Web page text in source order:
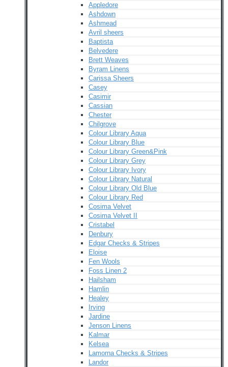
Appledore
Ashdown
Ashmead
Avril sheers
Baptista
Belvedere
Brett Weaves
Byram Linens
Carissa Sheers
Casey
Casimir
Cassian
Chester
Chilgrove
Colour Library Aqua
Colour Library Blue
Colour Library Green&Pink
Colour Library Grey
Colour Library Ivory
Colour Library Natural
Colour Library Old Blue
Colour Library Red
Cosima Velvet
Cosima Velvet II
Cristabel
Denbury
Edgar Checks & Stripes
Eloise
Fen Wools
Foss Linen 2
Hailsham
Hamlin
Healey
Irving
Jardine
Jenson Linens
Kalmar
Kelsea
Lamorna Checks & Stripes
Landor